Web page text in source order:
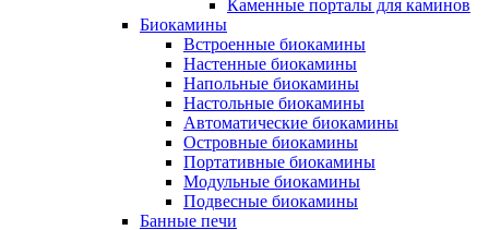
Каменные порталы для каминов
Биокамины
Встроенные биокамины
Настенные биокамины
Напольные биокамины
Настольные биокамины
Автоматические биокамины
Островные биокамины
Портативные биокамины
Модульные биокамины
Подвесные биокамины
Банные печи